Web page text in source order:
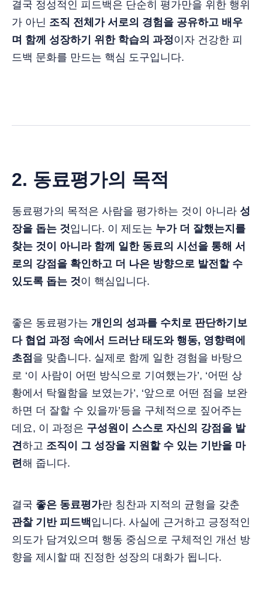
결국 정성적인 피드백은 단순히 평가만을 위한 행위
가 아닌 조직 전체가 서로의 경험을 공유하고 배우
며 함께 성장하기 위한 학습의 과정이자 건강한 피
드백 문화를 만드는 핵심 도구입니다.
2. 동료평가의 목적
동료평가의 목적은 사람을 평가하는 것이 아니라 성
장을 돕는 것입니다. 이 제도는 누가 더 잘했는지를
찾는 것이 아니라 함께 일한 동료의 시선을 통해 서
로의 강점을 확인하고 더 나은 방향으로 발전할 수
있도록 돕는 것이 핵심입니다.
좋은 동료평가는 개인의 성과를 수치로 판단하기보
다 협업 과정 속에서 드러난 태도와 행동, 영향력에
초점 을 맞춥니다. 실제로 함께 일한 경험을 바탕으
로 ‘이 사람이 어떤 방식으로 기여했는가’, ‘어떤 상
황에서 탁월함을 보였는가’, ‘앞으로 어떤 점을 보완
하면 더 잘할 수 있을까’등을 구체적으로 짚어주는
데요, 이 과정은 구성원이 스스로 자신의 강점을 발
견하고 조직이 그 성장을 지원할 수 있는 기반을 마
련해 줍니다.
결국 좋은 동료평가란 칭찬과 지적의 균형을 갖춘
관찰 기반 피드백입니다. 사실에 근거하고 긍정적인
의도가 담겨있으며 행동 중심으로 구체적인 개선 방
향을 제시할 때 진정한 성장의 대화가 됩니다.